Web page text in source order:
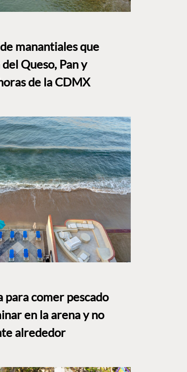
manantiales que
Queso, Pan y
de la CDMX
para comer pescado
en la arena y no
alrededor